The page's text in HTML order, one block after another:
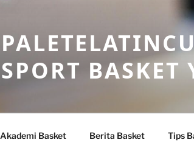
SPORT
Akademi Basket Berita Basket Tips